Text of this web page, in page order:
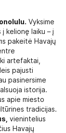
Vyksime
į kelionę laiku – į
pakeitė Havajų
artefaktai,
pajusti
pasinersime
istorija.
apie miesto
tradicijas.
vienintelius
Havajų